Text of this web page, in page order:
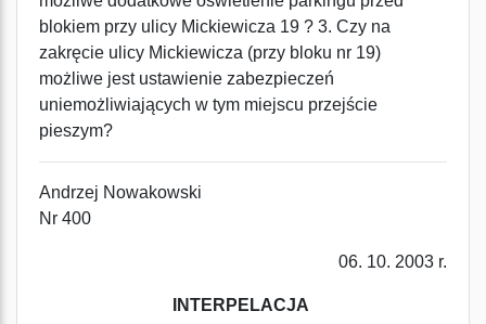
blokiem przy ulicy Mickiewicza 19 ? 3. Czy na
zakręcie ulicy Mickiewicza (przy bloku nr 19)
możliwe jest ustawienie zabezpieczeń
uniemożliwiających w tym miejscu przejście
pieszym?
Andrzej Nowakowski
Nr 400
06. 10. 2003 r.
INTERPELACJA